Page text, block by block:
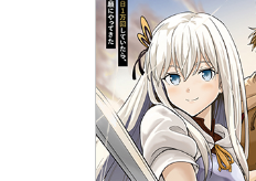
会社情報
スクウェア・エニックス サイト内検索